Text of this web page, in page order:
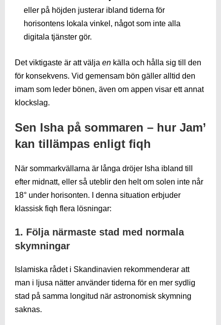
eller på höjden justerar ibland tiderna för
horisontens lokala vinkel, något som inte alla
digitala tjänster gör.
Det viktigaste är att välja en källa och hålla sig till den
för konsekvens. Vid gemensam bön gäller alltid den
imam som leder bönen, även om appen visar ett annat
klockslag.
Sen Isha på sommaren – hur Jam’
kan tillämpas enligt fiqh
När sommarkvällarna är långa dröjer Isha ibland till
efter midnatt, eller så uteblir den helt om solen inte når
18° under horisonten. I denna situation erbjuder
klassisk fiqh flera lösningar:
1. Följa närmaste stad med normala
skymningar
Islamiska rådet i Skandinavien rekommenderar att
man i ljusa nätter använder tiderna för en mer sydlig
stad på samma longitud när astronomisk skymning
saknas.